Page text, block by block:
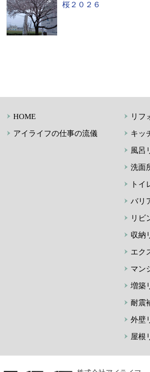
桜２０２６
HOME
アイライフの仕事の流儀
リフ
キッ
風呂
洗面
トイ
バリ
リビ
収納
エク
マン
増築
耐震
外壁
屋根